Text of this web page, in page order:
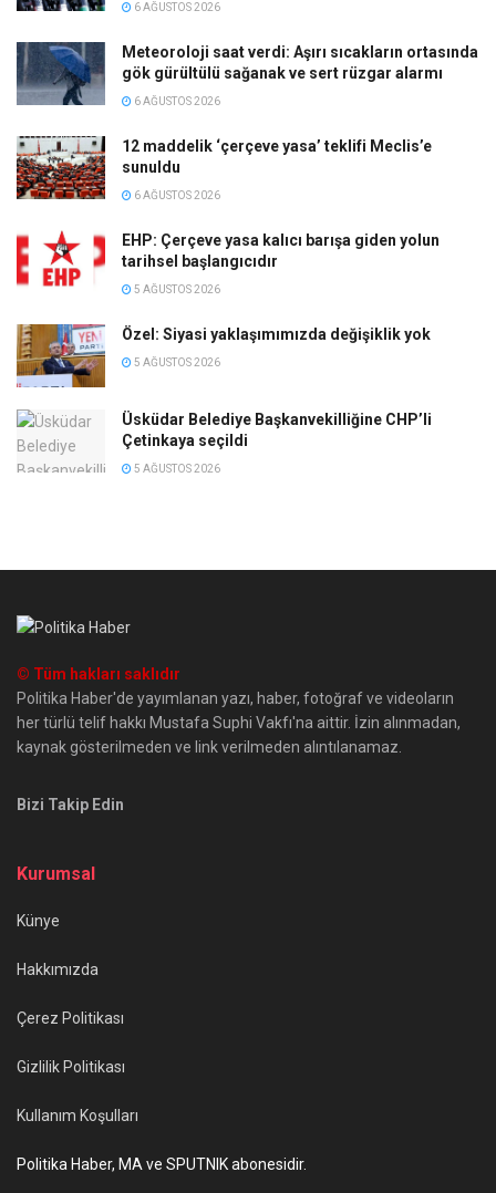
6 AĞUSTOS 2026
Meteoroloji saat verdi: Aşırı sıcakların ortasında
gök gürültülü sağanak ve sert rüzgar alarmı
6 AĞUSTOS 2026
12 maddelik ‘çerçeve yasa’ teklifi Meclis’e
sunuldu
6 AĞUSTOS 2026
EHP: Çerçeve yasa kalıcı barışa giden yolun
tarihsel başlangıcıdır
5 AĞUSTOS 2026
Özel: Siyasi yaklaşımımızda değişiklik yok
5 AĞUSTOS 2026
Üsküdar Belediye Başkanvekilliğine CHP’li
Çetinkaya seçildi
5 AĞUSTOS 2026
© Tüm hakları saklıdır
Politika Haber'de yayımlanan yazı, haber, fotoğraf ve videoların
her türlü telif hakkı Mustafa Suphi Vakfı'na aittir. İzin alınmadan,
kaynak gösterilmeden ve link verilmeden alıntılanamaz.
Bizi Takip Edin
Kurumsal
Künye
Hakkımızda
Çerez Politikası
Gizlilik Politikası
Kullanım Koşulları
Politika Haber, MA ve SPUTNIK abonesidir.